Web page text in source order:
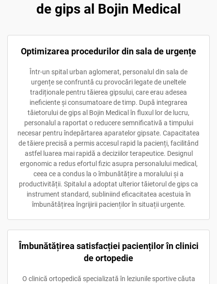
de gips al Bojin Medical
Optimizarea procedurilor din sala de urgențe
Într-un spital urban aglomerat, personalul din sala de
urgențe se confruntă cu provocări legate de uneltele
tradiționale pentru tăierea gipsului, care erau adesea
ineficiente și consumatoare de timp. După integrarea
tăietorului de gips al Bojin Medical în fluxul lor de lucru,
personalul a raportat o reducere semnificativă a timpului
necesar pentru îndepărtarea aparatelor gipsate. Capacitatea
de tăiere precisă a permis accesul rapid la pacienți, facilitând
astfel luarea mai rapidă a deciziilor terapeutice. Designul
ergonomic a redus efortul fizic asupra personalului medical,
ceea ce a condus la o îmbunătățire a moralului și a
productivității. Spitalul a adoptat ulterior tăietorul de gips ca
instrument standard, subliniind eficacitatea acestuia în
îmbunătățirea îngrijirii pacienților în situații urgente.
Îmbunătățirea satisfacției pacienților în clinici
de ortopedie
O clinică ortopedică specializată în leziunile sportive căuta